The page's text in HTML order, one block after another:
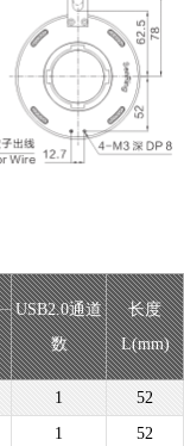
USB2.0通道
数
长度
L(mm)
1
52
1
52